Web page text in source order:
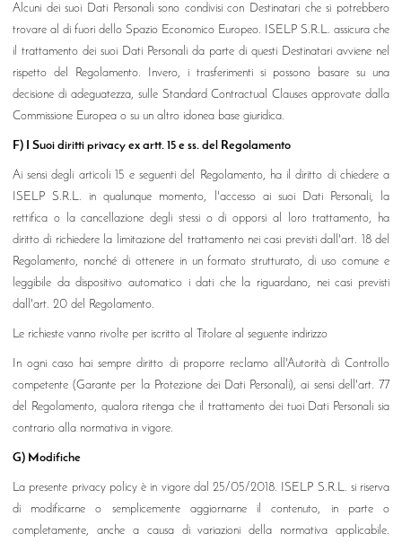
Alcuni dei suoi Dati Personali sono condivisi con Destinatari che si potrebbero
trovare al di fuori dello Spazio Economico Europeo. ISELP S.R.L. assicura che
il trattamento dei suoi Dati Personali da parte di questi Destinatari avviene nel
rispetto del Regolamento. Invero, i trasferimenti si possono basare su una
decisione di adeguatezza, sulle Standard Contractual Clauses approvate dalla
Commissione Europea o su un altro idonea base giuridica.
F) I Suoi diritti privacy ex artt. 15 e ss. del Regolamento
Ai sensi degli articoli 15 e seguenti del Regolamento, ha il diritto di chiedere a
ISELP S.R.L. in qualunque momento, l'accesso ai suoi Dati Personali, la
rettifica o la cancellazione degli stessi o di opporsi al loro trattamento, ha
diritto di richiedere la limitazione del trattamento nei casi previsti dall'art. 18 del
Regolamento, nonché di ottenere in un formato strutturato, di uso comune e
leggibile da dispositivo automatico i dati che la riguardano, nei casi previsti
dall'art. 20 del Regolamento.
Le richieste vanno rivolte per iscritto al Titolare al seguente indirizzo
In ogni caso hai sempre diritto di proporre reclamo all'Autorità di Controllo
competente (Garante per la Protezione dei Dati Personali), ai sensi dell'art. 77
del Regolamento, qualora ritenga che il trattamento dei tuoi Dati Personali sia
contrario alla normativa in vigore.
G) Modifiche
La presente privacy policy è in vigore dal 25/05/2018. ISELP S.R.L. si riserva
di modificarne o semplicemente aggiornarne il contenuto, in parte o
completamente, anche a causa di variazioni della normativa applicabile.